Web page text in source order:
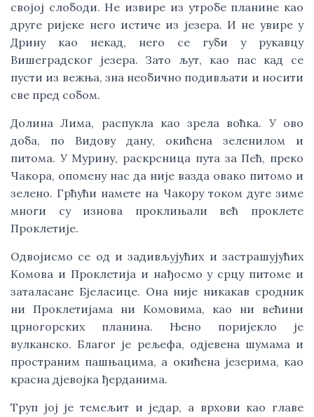
својој слободи. Не извире из утробе планине као
друге ријеке него истиче из језера. И не увире у
Дрину као некад, него се губи у рукавцу
Вишеградског језера. Зато љут, као пас кад се
пусти из вежња, зна необично подивљати и носити
све пред собом.
Долина Лима, распукла као зрела воћка. У ово
доба, по Видову дану, окићена зеленилом и
питома. У Мурину, раскрсница пута за Пећ, преко
Чакора, опомену нас да није вазда овако питомо и
зелено. Грћући намете на Чакору током дуге зиме
многи су изнова проклињали већ проклете
Проклетије.
Одвојисмо се од и задивљујућих и застрашујућих
Комова и Проклетија и нађосмо у срцу питоме и
заталасане Бјеласице. Она није никакав сродник
ни Проклетијама ни Комовима, као ни већини
црногорских планина. Њено поријекло је
вулканско. Благог је рељефа, одјевена шумама и
пространим пашњацима, а окићена језерима, као
красна дјевојка ђерданима.
Труп јој је темељит и једар, а врхови као главе